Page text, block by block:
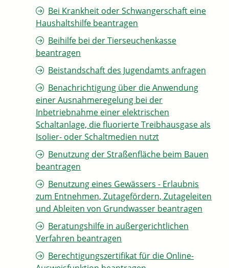
Bei Krankheit oder Schwangerschaft eine
Haushaltshilfe beantragen
Beihilfe bei der Tierseuchenkasse
beantragen
Beistandschaft des Jugendamts anfragen
Benachrichtigung über die Anwendung
einer Ausnahmeregelung bei der
Inbetriebnahme einer elektrischen
Schaltanlage, die fluorierte Treibhausgase als
Isolier- oder Schaltmedien nutzt
Benutzung der Straßenfläche beim Bauen
beantragen
Benutzung eines Gewässers - Erlaubnis
zum Entnehmen, Zutagefördern, Zutageleiten
und Ableiten von Grundwasser beantragen
Beratungshilfe in außergerichtlichen
Verfahren beantragen
Berechtigungszertifikat für die Online-